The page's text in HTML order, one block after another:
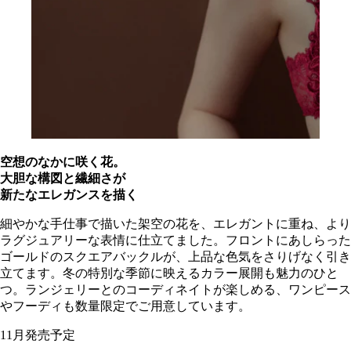
空想のなかに咲く花。
大胆な構図と繊細さが
新たなエレガンスを描く
細やかな手仕事で描いた架空の花を、エレガントに重ね、より
ラグジュアリーな表情に仕立てました。フロントにあしらった
ゴールドのスクエアバックルが、上品な色気をさりげなく引き
立てます。冬の特別な季節に映えるカラー展開も魅力のひと
つ。ランジェリーとのコーディネイトが楽しめる、ワンピース
やフーディも数量限定でご用意しています。
11月発売予定